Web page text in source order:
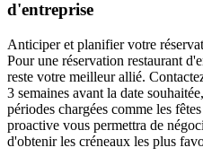
d'entreprise
Anticiper et planifier votre
Pour une réservation restaurant
reste votre meilleur allié.
3 semaines avant la date
périodes chargées comme les
proactive vous permettra de
d'obtenir les créneaux les plus